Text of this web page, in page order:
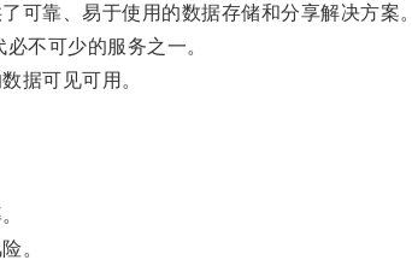
靠、易于使用的数据存储和分享解决方案。
不可少的服务之一。
据可见可用。
。